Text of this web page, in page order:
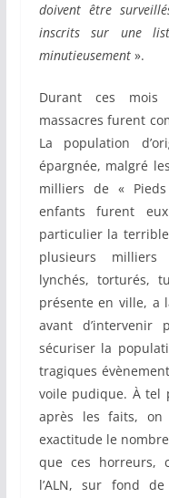
doivent être
inscrits sur une
minutieusement».
Durant ces mois
massacres furent
La population
épargnée, malgré
milliers de «
enfants furent
particulier la
plusieurs milliers
lynchés, torturés,
présente en ville, a
avant
sécuriser la
tragiques
voile pudique. À tel
après les faits, on
exactitude le
que ces horreurs,
l’ALN, sur fond